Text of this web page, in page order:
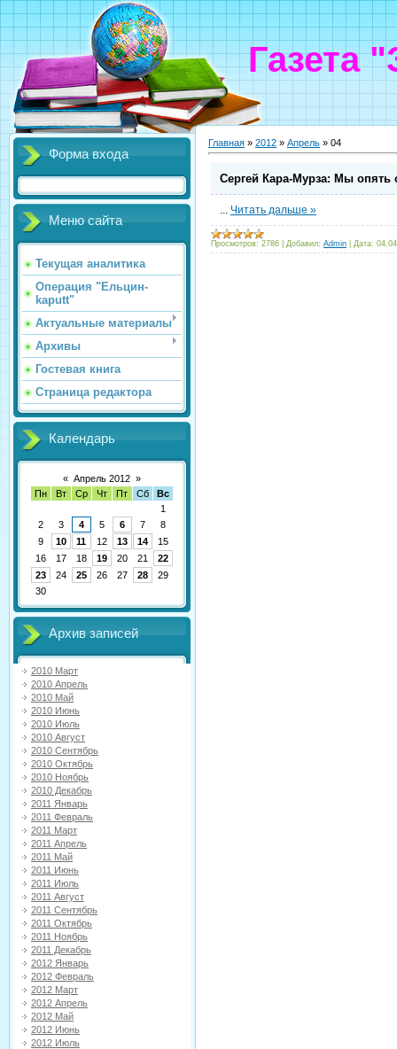
Газета
Форма входа
Меню сайта
Текущая аналитика
Операция "Ельцин-
kaputt"
Актуальные материалы
Архивы
Гостевая книга
Страница редактора
Календарь
« Апрель 2012 »
Пн
Вт Ср Чт Пт Сб
Вс
1
2
3 4 5 6 7
8
9
10 11 12 13 14
15
16
17 18 19 20 21
22
23
24 25 26 27 28
29
30
Архив записей
2010 Март
2010 Апрель
2010 Май
2010 Июнь
2010 Июль
2010 Август
2010 Сентябрь
2010 Октябрь
2010 Ноябрь
2010 Декабрь
2011 Январь
2011 Февраль
2011 Март
2011 Апрель
2011 Май
2011 Июнь
2011 Июль
2011 Август
2011 Сентябрь
2011 Октябрь
2011 Ноябрь
2011 Декабрь
2012 Январь
2012 Февраль
2012 Март
2012 Апрель
2012 Май
2012 Июнь
2012 Июль
Главная » 2012 » Апрель » 04
Сергей Кара-Мурза: Мы опять
Читать дальше »
Просмотров: 2786 Добавил: Admin Дата: